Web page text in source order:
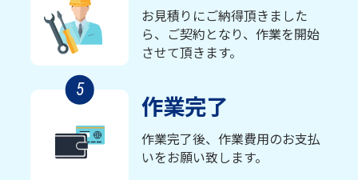
お見積りにご納得頂きました
ら、ご契約となり、作業を開始
させて頂きます。
5
作業完了
作業完了後、作業費用のお支払
いをお願い致します。